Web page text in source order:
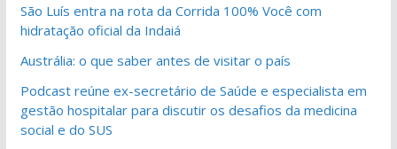
São Luís entra na rota da Corrida 100% Você com
hidratação oficial da Indaiá
Austrália: o que saber antes de visitar o país
Podcast reúne ex-secretário de Saúde e especialista em
gestão hospitalar para discutir os desafios da medicina
social e do SUS